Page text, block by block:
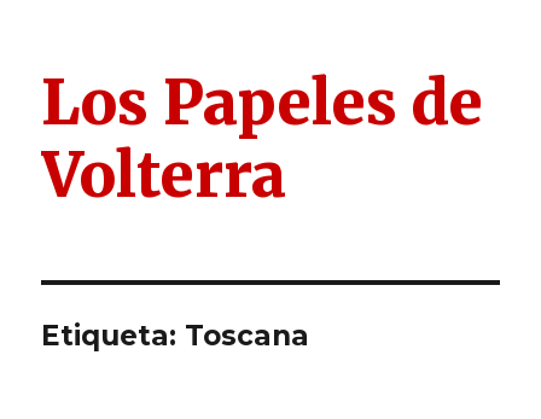
Los Papeles de
Volterra
Etiqueta: Toscana